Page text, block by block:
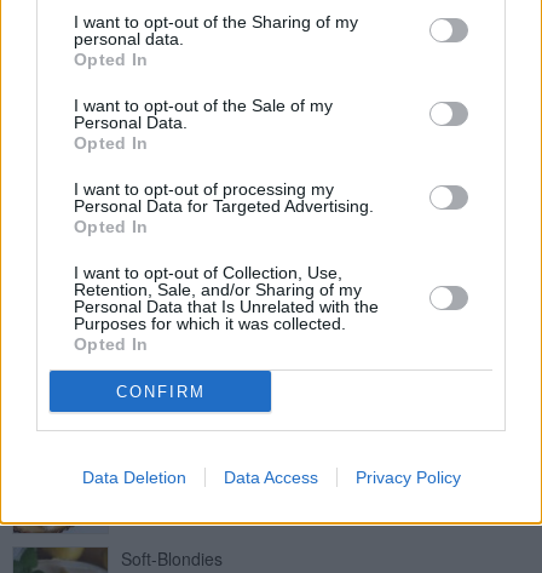
I want to opt-out of the Sharing of my
personal data.
Opted In
I want to opt-out of the Sale of my
Personal Data.
Opted In
I want to opt-out of processing my
Personal Data for Targeted Advertising.
Opted In
I want to opt-out of Collection, Use,
Retention, Sale, and/or Sharing of my
Personal Data that Is Unrelated with the
Purposes for which it was collected.
Opted In
CONFIRM
Data Deletion Data Access Privacy Policy
Zitronenkuchen mit Baiserhaube
Leicht
Flaumiger Zitronenkuchen
Leicht
Einfacher Zitronenkuchen mit
Leicht
Zitronen-Creme-Schnitten
Leicht
Mittel
Soft-Blondies